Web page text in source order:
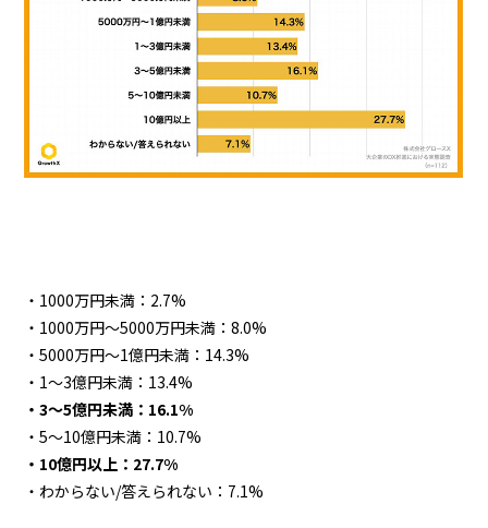
・1000万円未満：2.7%
・1000万円～5000万円未満：8.0%
・5000万円～1億円未満：14.3%
・1～3億円未満：13.4%
・3～5億円未満：16.1%
・5～10億円未満：10.7%
・10億円以上：27.7%
・わからない/答えられない：7.1%